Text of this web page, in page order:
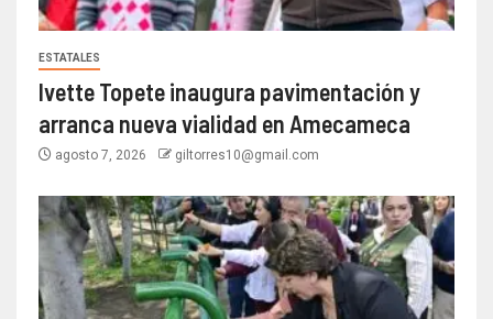
ESTATALES
Ivette Topete inaugura pavimentación y
arranca nueva vialidad en Amecameca
agosto 7, 2026 giltorres10@gmail.com